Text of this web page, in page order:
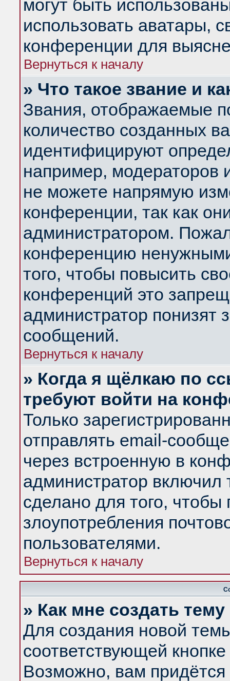
могут быть
использовать аватары,
конференции для
Вернуться к началу
» Что такое звание и
Звания, отображаемые
количество созданных
идентифицируют
например, модераторов
не можете напрямую
конференции, так как
администратором.
конференцию
того, чтобы повысить
конференций это
администратор понизят
сообщений.
Вернуться к началу
» Когда я щёлкаю по
требуют войти на
Только
отправлять email-
через встроенную в
администратор
сделано для того, чтобы
злоупотребления
пользователями.
Вернуться к началу
» Как мне создать
Для создания новой
соответствующей
Возможно, вам придётся